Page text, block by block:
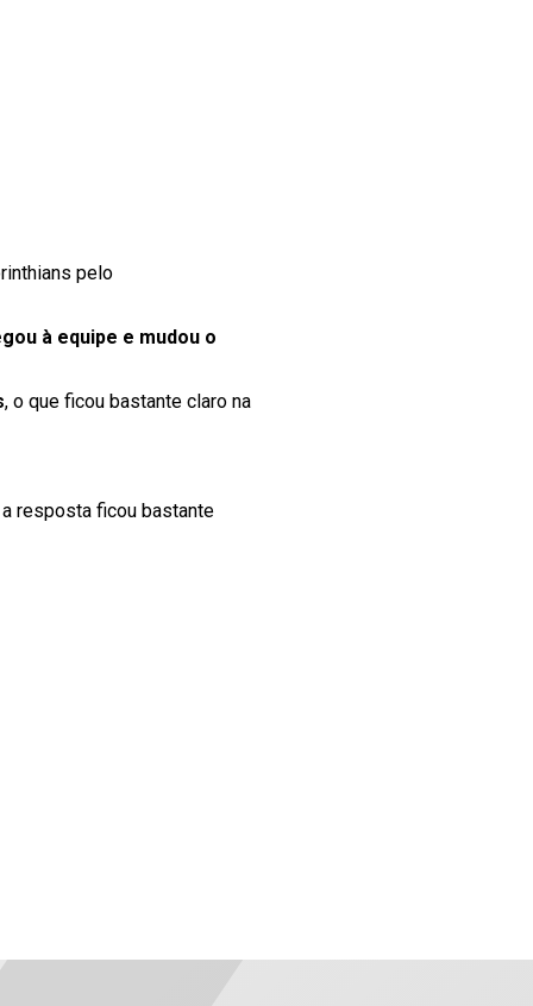
pelo
à equipe e mudou o
, o que ficou bastante claro na
resposta ficou bastante